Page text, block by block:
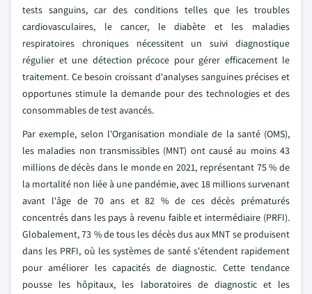
tests sanguins, car des conditions telles que les troubles
cardiovasculaires, le cancer, le diabète et les maladies
respiratoires chroniques nécessitent un suivi diagnostique
régulier et une détection précoce pour gérer efficacement le
traitement. Ce besoin croissant d'analyses sanguines précises et
opportunes stimule la demande pour des technologies et des
consommables de test avancés.
Par exemple, selon l'Organisation mondiale de la santé (OMS),
les maladies non transmissibles (MNT) ont causé au moins 43
millions de décès dans le monde en 2021, représentant 75 % de
la mortalité non liée à une pandémie, avec 18 millions survenant
avant l'âge de 70 ans et 82 % de ces décès prématurés
concentrés dans les pays à revenu faible et intermédiaire (PRFI).
Globalement, 73 % de tous les décès dus aux MNT se produisent
dans les PRFI, où les systèmes de santé s'étendent rapidement
pour améliorer les capacités de diagnostic. Cette tendance
pousse les hôpitaux, les laboratoires de diagnostic et les